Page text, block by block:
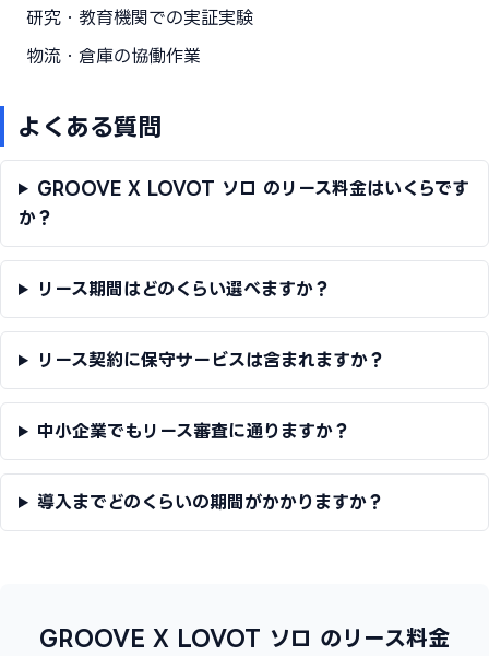
研究・教育機関での実証実験
物流・倉庫の協働作業
よくある質問
GROOVE X LOVOT ソロ のリース料金はいくらです
か？
リース期間はどのくらい選べますか？
リース契約に保守サービスは含まれますか？
中小企業でもリース審査に通りますか？
導入までどのくらいの期間がかかりますか？
GROOVE X LOVOT ソロ のリース料金